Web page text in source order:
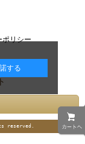
ポリシー
reserved.
する